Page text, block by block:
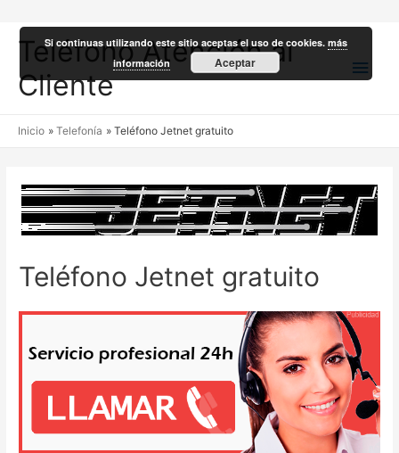
Teléfono Atención al
Cliente
Inicio Telefonía Teléfono Jetnet gratuito
Teléfono Jetnet gratuito
Si continuas utilizando este sitio aceptas el uso de cookies.más
información
Aceptar